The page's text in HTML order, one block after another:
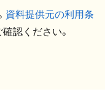
資料提供元の利用条
認ください。